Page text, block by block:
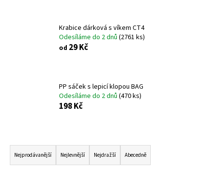
Krabice dárková s víkem CT4
Odesíláme do 2 dnů (2761 ks)
od 29 Kč
PP sáček s lepicí klopou BAG
Odesíláme do 2 dnů (470 ks)
198 Kč
Ř
aNejprodávanější Nejlevnější Nejdražší Abecedně